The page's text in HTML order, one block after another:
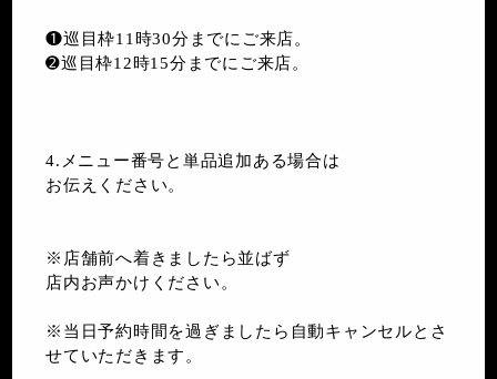
❶巡目枠11時30分までにご来店。
➋巡目枠12時15分までにご来店。
4.メニュー番号と単品追加ある場合は
お伝えください。
※店舗前へ着きましたら並ばず
店内お声かけください。
※当日予約時間を過ぎましたら自動キャンセルとさ
せていただきます。